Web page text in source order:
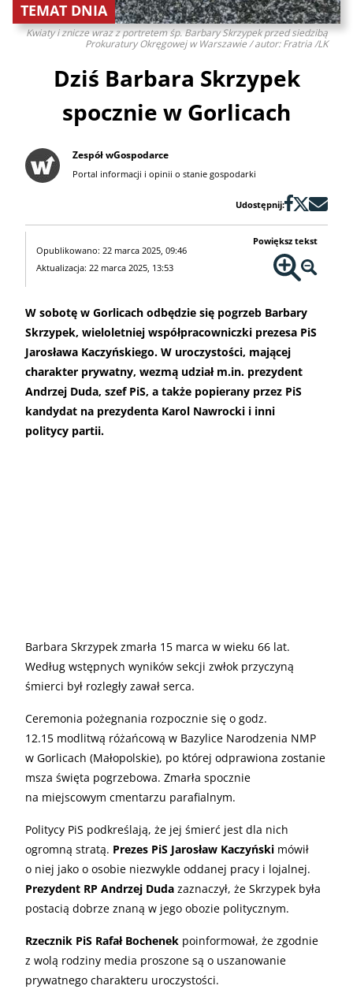
Kwiaty i znicze wraz z portretem śp. Barbary Skrzypek przed siedzibą
Prokuratury Okręgowej w Warszawie / autor: Fratria /LK
TEMAT DNIA
Dziś Barbara Skrzypek
spocznie w Gorlicach
Zespół wGospodarce
Portal informacji i opinii o stanie gospodarki
Udostępnij:
Opublikowano: 22 marca 2025, 09:46
Aktualizacja: 22 marca 2025, 13:53
Powiększ tekst
W sobotę w Gorlicach odbędzie się pogrzeb Barbary
Skrzypek, wieloletniej współpracowniczki prezesa PiS
Jarosława Kaczyńskiego. W uroczystości, mającej
charakter prywatny, wezmą udział m.in. prezydent
Andrzej Duda, szef PiS, a także popierany przez PiS
kandydat na prezydenta Karol Nawrocki i inni
politycy partii.
Barbara Skrzypek zmarła 15 marca w wieku 66 lat.
Według wstępnych wyników sekcji zwłok przyczyną
śmierci był rozległy zawał serca.
Ceremonia pożegnania rozpocznie się o godz.
12.15 modlitwą różańcową w Bazylice Narodzenia NMP
w Gorlicach (Małopolskie), po której odprawiona zostanie
msza święta pogrzebowa. Zmarła spocznie
na miejscowym cmentarzu parafialnym.
Politycy PiS podkreślają, że jej śmierć jest dla nich
ogromną stratą. Prezes PiS Jarosław Kaczyński mówił
o niej jako o osobie niezwykle oddanej pracy i lojalnej.
Prezydent RP Andrzej Duda zaznaczył, że Skrzypek była
postacią dobrze znaną w jego obozie politycznym.
Rzecznik PiS Rafał Bochenek poinformował, że zgodnie
z wolą rodziny media proszone są o uszanowanie
prywatnego charakteru uroczystości.